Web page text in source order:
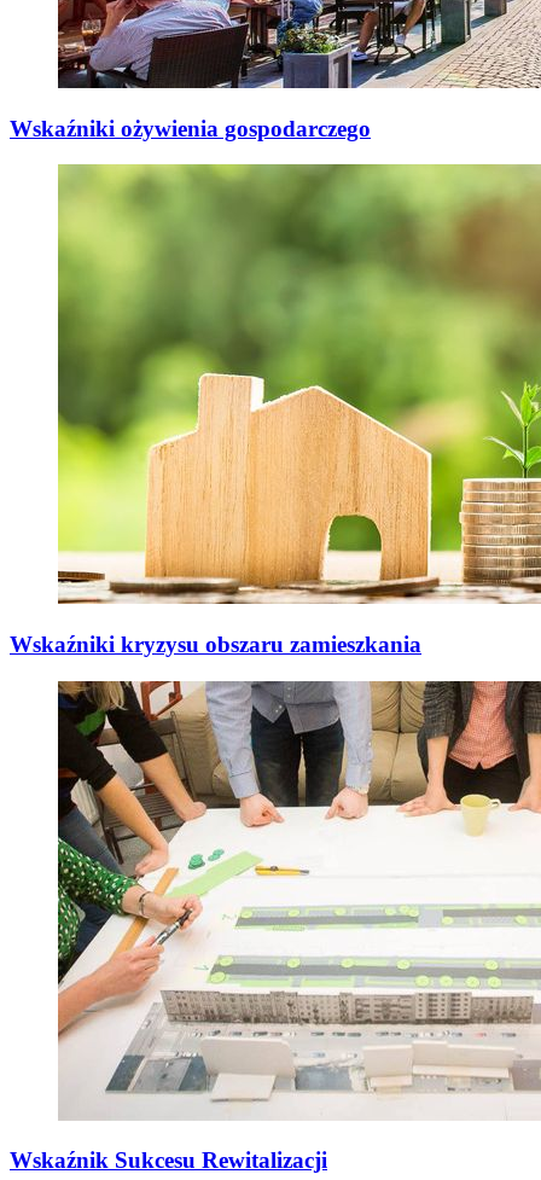
Wskaźniki ożywienia gospodarczego
Wskaźniki kryzysu obszaru zamieszkania
Wskaźnik Sukcesu Rewitalizacji